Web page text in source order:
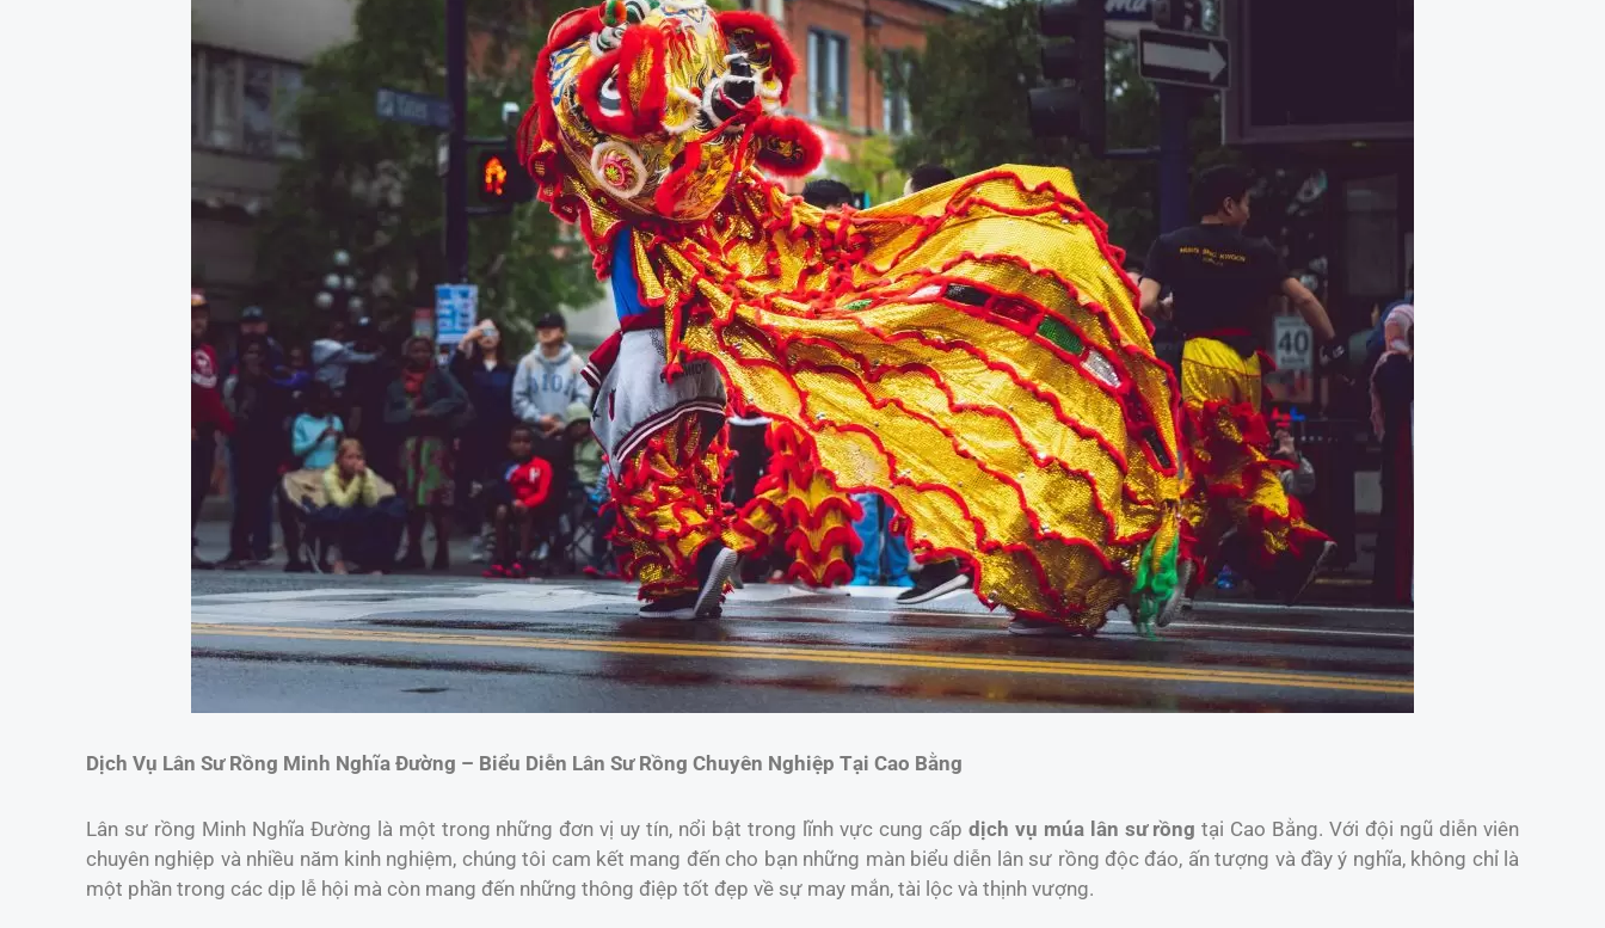
Dịch Vụ Lân Sư Rồng Minh Nghĩa Đường – Biểu Diễn Lân Sư Rồng Chuyên Nghiệp Tại Cao Bằng
Lân sư rồng Minh Nghĩa Đường là một trong những đơn vị uy tín, nổi bật trong lĩnh vực cung cấp dịch vụ múa lân sư rồng tại Cao Bằng. Với đội ngũ diễn viên
chuyên nghiệp và nhiều năm kinh nghiệm, chúng tôi cam kết mang đến cho bạn những màn biểu diễn lân sư rồng độc đáo, ấn tượng và đầy ý nghĩa, không chỉ là
một phần trong các dịp lễ hội mà còn mang đến những thông điệp tốt đẹp về sự may mắn, tài lộc và thịnh vượng.